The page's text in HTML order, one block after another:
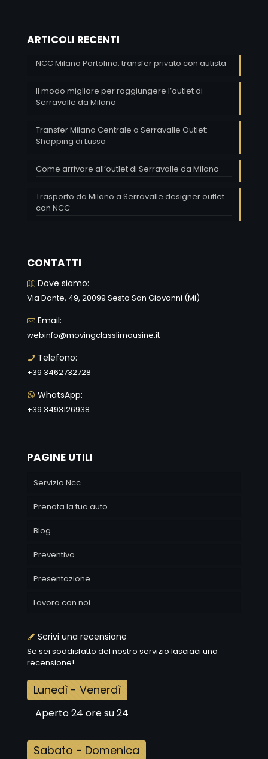
ARTICOLI RECENTI
NCC Milano Portofino: transfer privato con autista
Il modo migliore per raggiungere l’outlet di
Serravalle da Milano
Transfer Milano Centrale a Serravalle Outlet:
Shopping di Lusso
Come arrivare all’outlet di Serravalle da Milano
Trasporto da Milano a Serravalle designer outlet
con NCC
CONTATTI
Dove siamo:
Via Dante, 49, 20099 Sesto San Giovanni (Mi)
Email:
webinfo@movingclasslimousine.it
Telefono:
+39 3462732728
WhatsApp:
+39 3493126938
PAGINE UTILI
Servizio Ncc
Prenota la tua auto
Blog
Preventivo
Presentazione
Lavora con noi
Scrivi una recensione
Se sei soddisfatto del nostro servizio lasciaci una
recensione!
Lunedì - Venerdì
Aperto 24 ore su 24
Sabato - Domenica